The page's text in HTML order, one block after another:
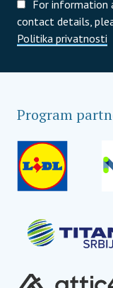
For information
contact details,
Politika privatnosti
Program